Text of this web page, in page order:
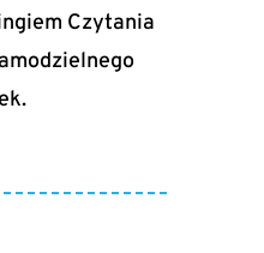
Czytania